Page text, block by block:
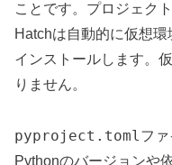
ことです。プロジェク
Hatchは自動的に仮想
インストールします。
りません。
pyproject.tomlフ
Pythonのバージョンや